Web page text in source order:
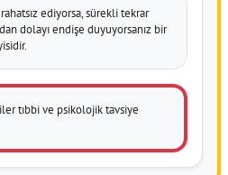
ediyorsa, sürekli tekrar
dolayı endişe duyuyorsanız bir
tıbbi ve psikolojik tavsiye